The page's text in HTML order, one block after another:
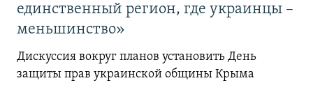
единственный регион, где украинцы –
меньшинство»
Дискуссия вокруг планов установить День
защиты прав украинской общины Крыма